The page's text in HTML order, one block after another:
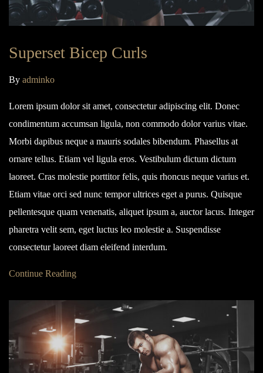
Superset Bicep Curls
By adminko
Lorem ipsum dolor sit amet, consectetur adipiscing elit. Donec
condimentum accumsan ligula, non commodo dolor varius vitae.
Morbi dapibus neque a mauris sodales bibendum. Phasellus at
ornare tellus. Etiam vel ligula eros. Vestibulum dictum dictum
laoreet. Cras molestie porttitor felis, quis rhoncus neque varius et.
Etiam vitae orci sed nunc tempor ultrices eget a purus. Quisque
pellentesque quam venenatis, aliquet ipsum a, auctor lacus. Integer
pharetra velit sem, eget luctus leo molestie a. Suspendisse
consectetur laoreet diam eleifend interdum.
Continue Reading